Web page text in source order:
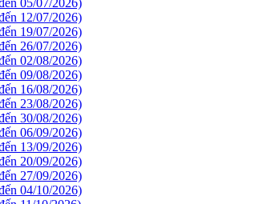
12/07/2026)
19/07/2026)
26/07/2026)
02/08/2026)
09/08/2026)
16/08/2026)
23/08/2026)
30/08/2026)
06/09/2026)
13/09/2026)
20/09/2026)
27/09/2026)
04/10/2026)